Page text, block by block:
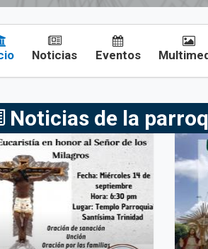
Noticias Eventos
Noticias de la